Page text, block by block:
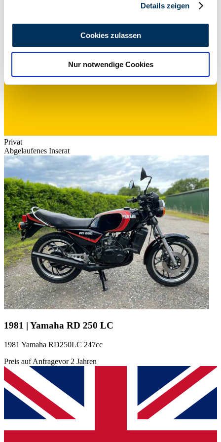
analysieren. Außerdem geben wir Informationen zu Ihrer
Verwendung unserer Website an unsere Partner für
soziale Medien, Werbung und Analysen weiter. Unsere
Details zeigen
Cookies zulassen
Nur notwendige Cookies
Privat
Abgelaufenes Inserat
1981 | Yamaha RD 250 LC
1981 Yamaha RD250LC 247cc
Preis auf Anfragevor 2 Jahren